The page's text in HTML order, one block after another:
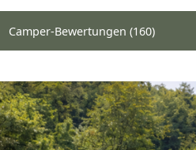
Camper-Bewertungen (160)